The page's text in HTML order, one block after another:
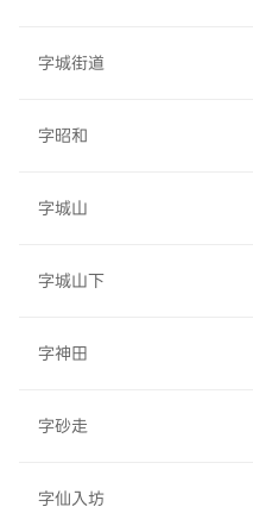
字城街道
字昭和
字城山
字城山下
字神田
字砂走
字仙入坊